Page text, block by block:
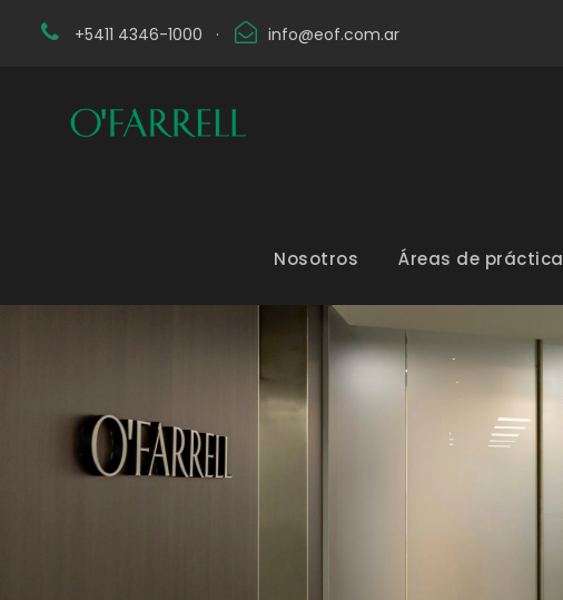
+5411 4346-1000 · info@eof.com.ar
Nosotros Áreas de práctica